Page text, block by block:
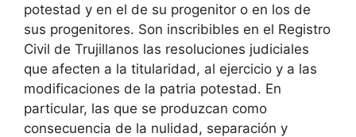
potestad y en el de su progenitor o en los de
sus progenitores. Son inscribibles en el Registro
Civil de Trujillanos las resoluciones judiciales
que afecten a la titularidad, al ejercicio y a las
modificaciones de la patria potestad. En
particular, las que se produzcan como
consecuencia de la nulidad, separación y